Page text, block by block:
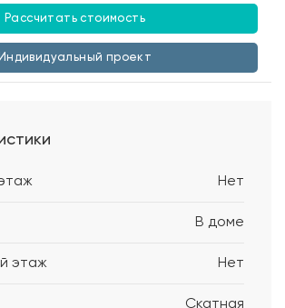
Рассчитать стоимость
Индивидуальный проект
Нет
В доме
этаж Нет
Скатная